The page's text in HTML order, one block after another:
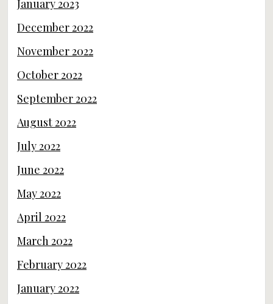
January 2023
December 2022
November 2022
October 2022
September 2022
August 2022
July 2022
June 2022
May 2022
April 2022
March 2022
February 2022
January 2022